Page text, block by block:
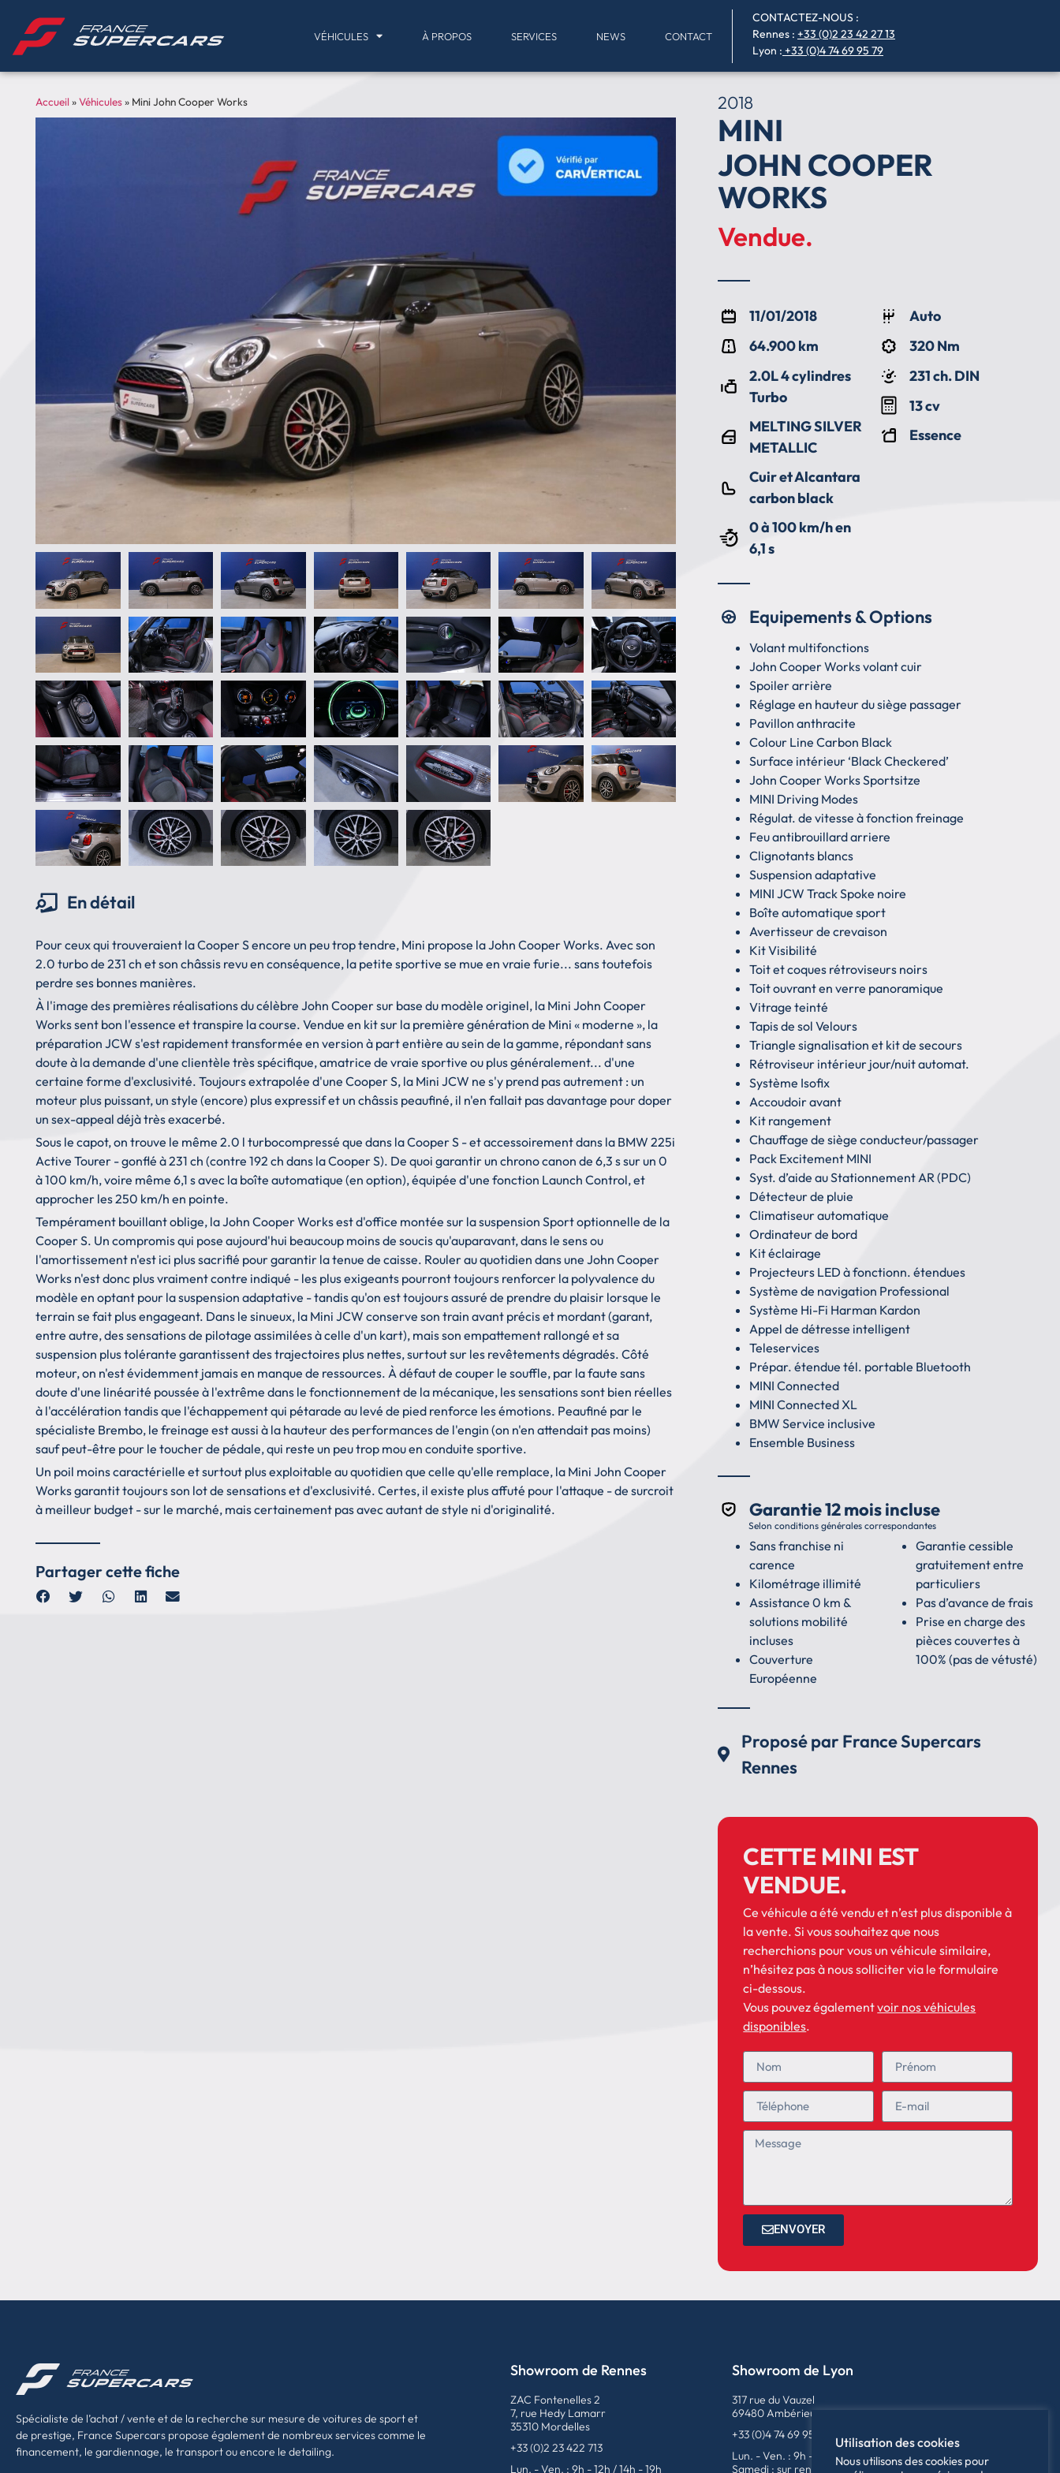
VÉHICULES À PROPOS SERVICES NEWS CONTACT
CONTACTEZ-NOUS :
Rennes : +33 (0)2 23 42 27 13
Lyon : +33 (0)4 74 69 95 79
Accueil»Véhicules» Mini John Cooper Works
En détail
Pour ceux qui trouveraient la Cooper S encore un peu trop tendre, Mini propose la John Cooper Works. Avec son
2.0 turbo de 231 ch et son châssis revu en conséquence, la petite sportive se mue en vraie furie... sans toutefois
perdre ses bonnes manières.
À l'image des premières réalisations du célèbre John Cooper sur base du modèle originel, la Mini John Cooper
Works sent bon l'essence et transpire la course. Vendue en kit sur la première génération de Mini « moderne », la
préparation JCW s'est rapidement transformée en version à part entière au sein de la gamme, répondant sans
doute à la demande d'une clientèle très spécifique, amatrice de vraie sportive ou plus généralement... d'une
certaine forme d'exclusivité. Toujours extrapolée d'une Cooper S, la Mini JCW ne s'y prend pas autrement : un
moteur plus puissant, un style (encore) plus expressif et un châssis peaufiné, il n'en fallait pas davantage pour doper
un sex-appeal déjà très exacerbé.
Sous le capot, on trouve le même 2.0 l turbocompressé que dans la Cooper S - et accessoirement dans la BMW 225i
Active Tourer - gonflé à 231 ch (contre 192 ch dans la Cooper S). De quoi garantir un chrono canon de 6,3 s sur un 0
à 100 km/h, voire même 6,1 s avec la boîte automatique (en option), équipée d'une fonction Launch Control, et
approcher les 250 km/h en pointe.
Tempérament bouillant oblige, la John Cooper Works est d'office montée sur la suspension Sport optionnelle de la
Cooper S. Un compromis qui pose aujourd'hui beaucoup moins de soucis qu'auparavant, dans le sens ou
l'amortissement n'est ici plus sacrifié pour garantir la tenue de caisse. Rouler au quotidien dans une John Cooper
Works n'est donc plus vraiment contre indiqué - les plus exigeants pourront toujours renforcer la polyvalence du
modèle en optant pour la suspension adaptative - tandis qu'on est toujours assuré de prendre du plaisir lorsque le
terrain se fait plus engageant. Dans le sinueux, la Mini JCW conserve son train avant précis et mordant (garant,
entre autre, des sensations de pilotage assimilées à celle d'un kart), mais son empattement rallongé et sa
suspension plus tolérante garantissent des trajectoires plus nettes, surtout sur les revêtements dégradés. Côté
moteur, on n'est évidemment jamais en manque de ressources. À défaut de couper le souffle, par la faute sans
doute d'une linéarité poussée à l'extrême dans le fonctionnement de la mécanique, les sensations sont bien réelles
à l'accélération tandis que l'échappement qui pétarade au levé de pied renforce les émotions. Peaufiné par le
spécialiste Brembo, le freinage est aussi à la hauteur des performances de l'engin (on n'en attendait pas moins)
sauf peut-être pour le toucher de pédale, qui reste un peu trop mou en conduite sportive.
Un poil moins caractérielle et surtout plus exploitable au quotidien que celle qu'elle remplace, la Mini John Cooper
Works garantit toujours son lot de sensations et d'exclusivité. Certes, il existe plus affuté pour l'attaque - de surcroit
à meilleur budget - sur le marché, mais certainement pas avec autant de style ni d'originalité.
Partager cette fiche
2018
MINI
JOHN COOPER
WORKS
Vendue.
11/01/2018
64.900 km
2.0L 4 cylindres
Turbo
MELTING SILVER
METALLIC
Cuir et Alcantara
carbon black
0 à 100 km/h en
6,1 s
Auto
320 Nm
231 ch. DIN
13 cv
Essence
Equipements & Options
Volant multifonctions
John Cooper Works volant cuir
Spoiler arrière
Réglage en hauteur du siège passager
Pavillon anthracite
Colour Line Carbon Black
Surface intérieur ‘Black Checkered’
John Cooper Works Sportsitze
MINI Driving Modes
Régulat. de vitesse à fonction freinage
Feu antibrouillard arriere
Clignotants blancs
Suspension adaptative
MINI JCW Track Spoke noire
Boîte automatique sport
Avertisseur de crevaison
Kit Visibilité
Toit et coques rétroviseurs noirs
Toit ouvrant en verre panoramique
Vitrage teinté
Tapis de sol Velours
Triangle signalisation et kit de secours
Rétroviseur intérieur jour/nuit automat.
Système Isofix
Accoudoir avant
Kit rangement
Chauffage de siège conducteur/passager
Pack Excitement MINI
Syst. d’aide au Stationnement AR (PDC)
Détecteur de pluie
Climatiseur automatique
Ordinateur de bord
Kit éclairage
Projecteurs LED à fonctionn. étendues
Système de navigation Professional
Système Hi-Fi Harman Kardon
Appel de détresse intelligent
Teleservices
Prépar. étendue tél. portable Bluetooth
MINI Connected
MINI Connected XL
BMW Service inclusive
Ensemble Business
Garantie 12 mois incluse
Selon conditions générales correspondantes
Sans franchise ni
carence
Kilométrage illimité
Assistance 0 km &
solutions mobilité
incluses
Couverture
Européenne
Garantie cessible
gratuitement entre
particuliers
Pas d’avance de frais
Prise en charge des
pièces couvertes à
100% (pas de vétusté)
Proposé par France Supercars
Rennes
CETTE MINI EST
VENDUE.
Ce véhicule a été vendu et n’est plus disponible à
la vente. Si vous souhaitez que nous
recherchions pour vous un véhicule similaire,
n’hésitez pas à nous solliciter via le formulaire
ci-dessous.
Vous pouvez égalementvoir nos véhicules
disponibles.
ENVOYER
Spécialiste de l’achat / vente et de la recherche sur mesure de voitures de sport et
de prestige, France Supercars propose également de nombreux services comme le
financement, le gardiennage, le transport ou encore le detailing.
Showroom de Rennes
ZAC Fontenelles 2
7, rue Hedy Lamarr
35310 Mordelles
+33 (0)2 23 422 713
Lun. - Ven. : 9h - 12h / 14h - 19h
Showroom de Lyon
317 rue du Vauzel
69480 Ambérieux
+33 (0)4 74 69 95 79
Lun. - Ven. : 9h - 12h / 14h - 18h
Samedi : sur rendez-vous
Utilisation des cookies
Nous utilisons des cookies pour